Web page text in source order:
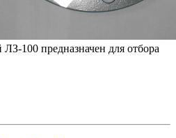
100 предназначен для отбора